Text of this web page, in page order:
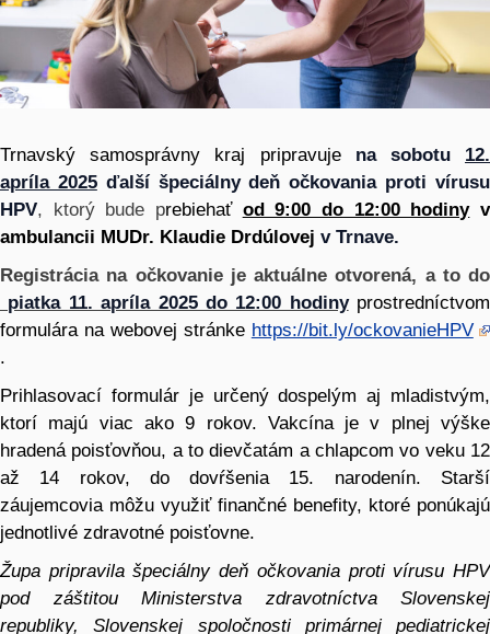
Trnavský samosprávny kraj pripravuje na sobotu 12.
apríla 2025ďalší špeciálny deň očkovania proti vírusu
HPV, ktorý bude prebiehať od 9:00 do 12:00 hodinyv
ambulancii MUDr. Klaudie Drdúlovej v Trnave.
Registrácia na očkovanie je aktuálne otvorená, a to do
piatka 11. apríla 2025 do 12:00 hodinyprostredníctvom
formulára na webovej stránke https://bit.ly/ockovanieHPV
.
Prihlasovací formulár je určený dospelým aj mladistvým,
ktorí majú viac ako 9 rokov. Vakcína je v plnej výške
hradená poisťovňou, a to dievčatám a chlapcom vo veku 12
až 14 rokov, do dovŕšenia 15. narodenín. Starší
záujemcovia môžu využiť finančné benefity, ktoré ponúkajú
jednotlivé zdravotné poisťovne.
Župa pripravila špeciálny deň očkovania proti vírusu HPV
pod záštitou Ministerstva zdravotníctva Slovenskej
republiky, Slovenskej spoločnosti primárnej pediatrickej